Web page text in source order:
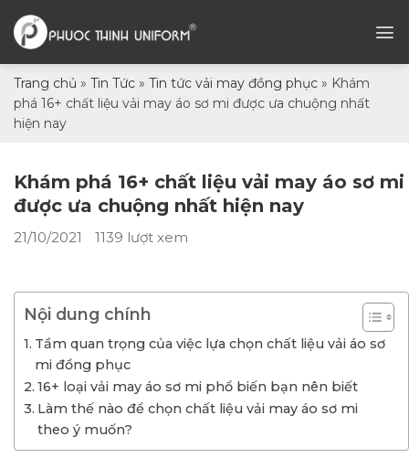
đến
dungTrang chủ » Tin Tức » Tin tức vải may đồng phục » Khám
phá 16+ chất liệu vải may áo sơ mi được ưa chuộng nhất
hiện nay
Khám phá 16+ chất liệu vải may áo sơ mi
được ưa chuộng nhất hiện nay
21/10/2021 1139 lượt xem
Nội dung chính
Tầm quan trọng của việc lựa chọn chất liệu vải áo sơ
mi đồng phục
16+ loại vải may áo sơ mi phổ biến bạn nên biết
Làm thế nào để chọn chất liệu vải may áo sơ mi
theo ý muốn?